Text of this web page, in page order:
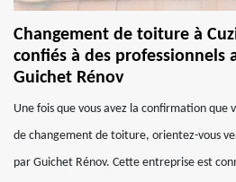
Changement de toiture à
confiés à des professionnels
Guichet Rénov
Une fois que vous avez la confirmation que
de changement de toiture, orientez-vous
par Guichet Rénov. Cette entreprise est